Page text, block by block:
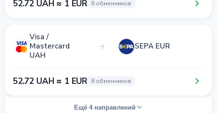
52.72 UAH ≈ 1 EUR 8 обменников
Visa /
Mastercard
UAH
SEPA EUR
52.72 UAH ≈ 1 EUR 8 обменников
Ещё 4 направлений